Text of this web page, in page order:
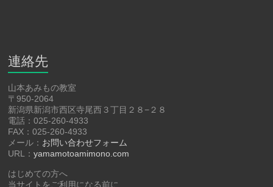
連絡先
山本あみもの教室
〒950-2064
新潟県新潟市西区寺尾西３丁目２８−２８
電話：025-260-4933
FAX：025-260-4933
メール： お問い合わせフォーム
URL：yamamotoamimono.com
はじめての方へ
当サイトをご利用になる前に